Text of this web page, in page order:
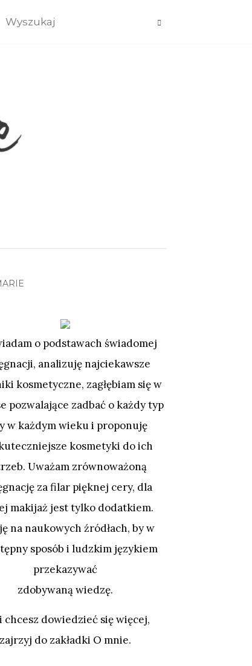
o podstawach świadomej
analizuję najciekawsze
kosmetyczne, zagłębiam się w
pozwalające zadbać o każdy typ
w każdym wieku i proponuję
kosmetyki do ich
Uważam zrównoważoną
za filar pięknej cery, dla
makijaż jest tylko dodatkiem.
na naukowych źródłach, by w
sposób i ludzkim językiem
przekazywać
zdobywaną wiedzę.
chcesz dowiedzieć się więcej,
zajrzyj do zakładki O mnie.